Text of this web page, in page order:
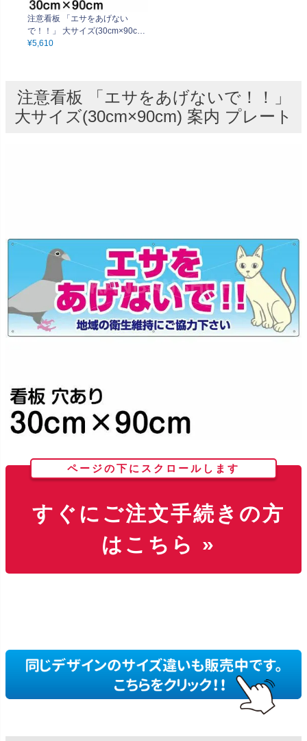
注意看板 「エサをあげない
で！！」 大サイズ(30cm×90cm)
案内 プレート
¥5,610
注意看板 「エサをあげないで！！」
大サイズ(30cm×90cm) 案内 プレート
ページの下にスクロールします
すぐにご注文手続きの方
はこちら »